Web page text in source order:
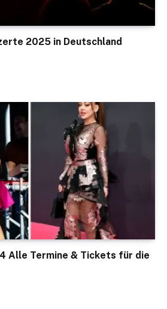
2025 in Deutschland
Alle Termine & Tickets für die